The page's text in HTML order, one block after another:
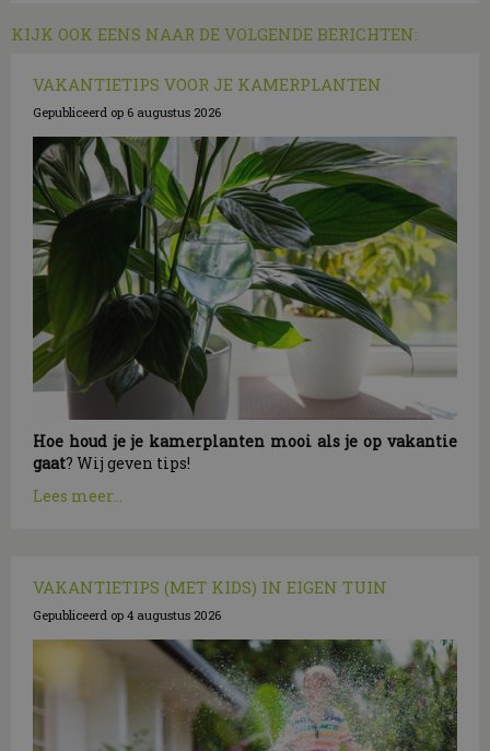
KIJK OOK EENS NAAR DE VOLGENDE BERICHTEN:
VAKANTIETIPS VOOR JE KAMERPLANTEN
Gepubliceerd op 6 augustus 2026
Hoe houd je je kamerplanten mooi als je op vakantie
gaat? Wij geven tips!
Lees meer...
VAKANTIETIPS (MET KIDS) IN EIGEN TUIN
Gepubliceerd op 4 augustus 2026